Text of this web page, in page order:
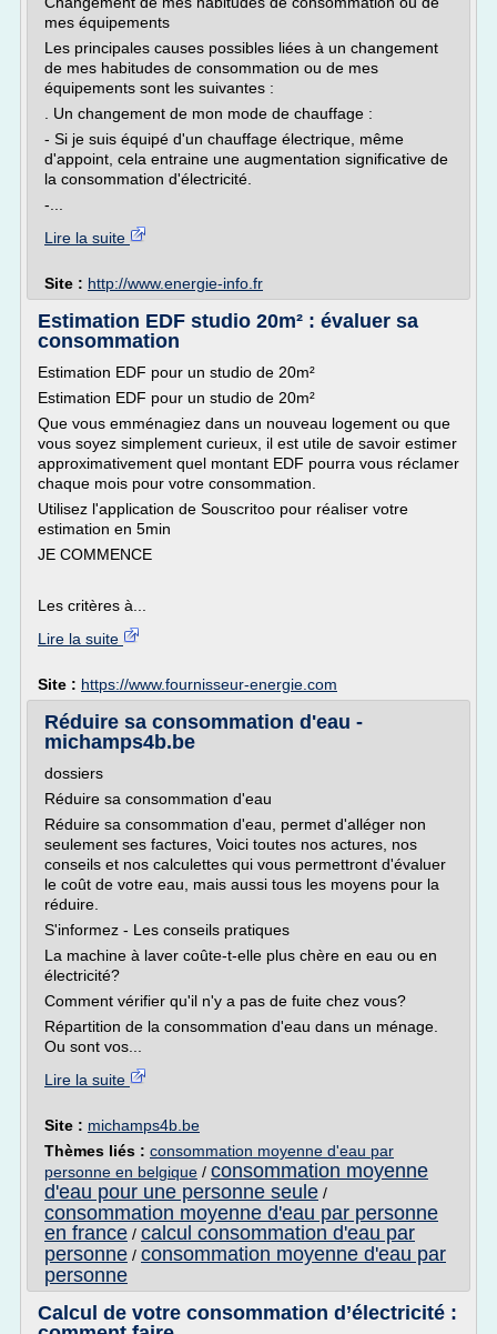
mes équipements
Les principales causes possibles liées à un changement
de mes habitudes de consommation ou de mes
équipements sont les suivantes :
. Un changement de mon mode de chauffage :
- Si je suis équipé d'un chauffage électrique, même
d'appoint, cela entraine une augmentation significative de
la consommation d'électricité.
-...
Lire la suite
Site : http://www.energie-info.fr
Estimation EDF studio 20m² : évaluer sa
consommation
Estimation EDF pour un studio de 20m²
Estimation EDF pour un studio de 20m²
Que vous emménagiez dans un nouveau logement ou que
vous soyez simplement curieux, il est utile de savoir estimer
approximativement quel montant EDF pourra vous réclamer
chaque mois pour votre consommation.
Utilisez l'application de Souscritoo pour réaliser votre
estimation en 5min
JE COMMENCE
Les critères à...
Lire la suite
Site : https://www.fournisseur-energie.com
Réduire sa consommation d'eau -
michamps4b.be
dossiers
Réduire sa consommation d'eau
Réduire sa consommation d'eau, permet d'alléger non
seulement ses factures, Voici toutes nos actures, nos
conseils et nos calculettes qui vous permettront d'évaluer
le coût de votre eau, mais aussi tous les moyens pour la
réduire.
S'informez - Les conseils pratiques
La machine à laver coûte-t-elle plus chère en eau ou en
électricité?
Comment vérifier qu'il n'y a pas de fuite chez vous?
Répartition de la consommation d'eau dans un ménage.
Ou sont vos...
Lire la suite
Site : michamps4b.be
Thèmes liés : consommation moyenne d'eau par
personne en belgique / consommation moyenne
d'eau pour une personne seule /
consommation moyenne d'eau par personne
en france / calcul consommation d'eau par
personne / consommation moyenne d'eau par
personne
Calcul de votre consommation d’électricité :